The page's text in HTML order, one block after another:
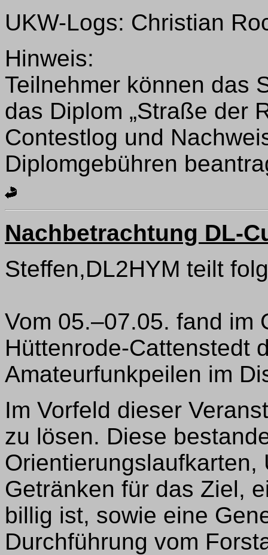
UKW-Logs: Christian
Hinweis:
Teilnehmer können das
das Diplom „Straße der
Contestlog und
Diplomgebühren
Nachbetrachtung DL-
Steffen,DL2HYM teilt
Vom 05.–07.05. fand im
Hüttenrode-Cattenstedt
Amateurfunkpeilen im
Im Vorfeld dieser
zu lösen. Diese
Getränken für das Ziel,
billig ist, sowie eine
Durchführung vom